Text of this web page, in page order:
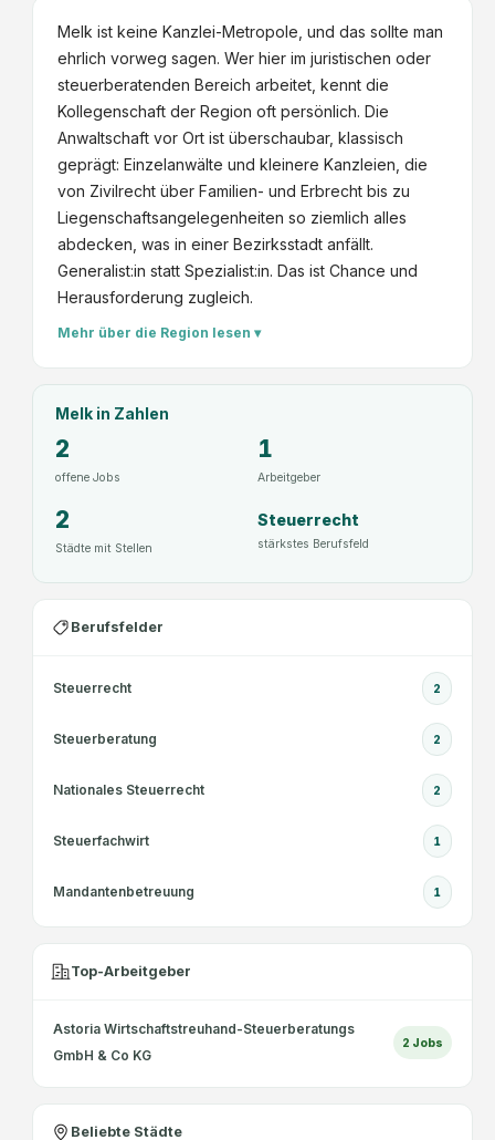
Melk ist keine Kanzlei-Metropole, und das sollte man
ehrlich vorweg sagen. Wer hier im juristischen oder
steuerberatenden Bereich arbeitet, kennt die
Kollegenschaft der Region oft persönlich. Die
Anwaltschaft vor Ort ist überschaubar, klassisch
geprägt: Einzelanwälte und kleinere Kanzleien, die
von Zivilrecht über Familien- und Erbrecht bis zu
Liegenschaftsangelegenheiten so ziemlich alles
abdecken, was in einer Bezirksstadt anfällt.
Generalist:in statt Spezialist:in. Das ist Chance und
Herausforderung zugleich.
Mehr über die Region lesen ▾
Melkin Zahlen
2
offene Jobs
1
Arbeitgeber
2
Städte mit Stellen
Steuerrecht
stärkstes Berufsfeld
Berufsfelder
Steuerrecht 2
Steuerberatung 2
Nationales Steuerrecht 2
Steuerfachwirt 1
Mandantenbetreuung 1
Top-Arbeitgeber
Astoria Wirtschaftstreuhand-Steuerberatungs
GmbH & Co KG
2 Jobs
Beliebte Städte